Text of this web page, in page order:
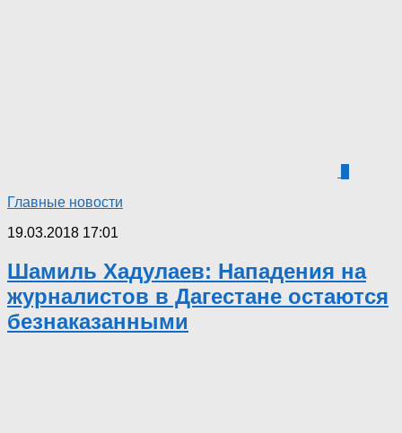
Главные новости
19.03.2018 17:01
Шамиль Хадулаев: Нападения на
журналистов в Дагестане остаются
безнаказанными